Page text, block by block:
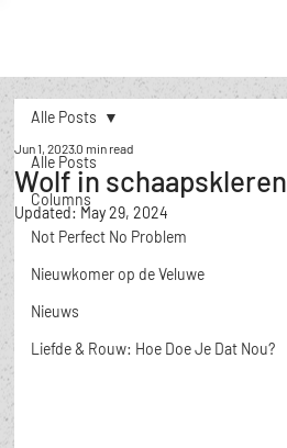
Alle Posts
Columns
Not Perfect No Problem
Nieuwkomer op de Veluwe
Nieuws
​Liefde & Rouw: Hoe Doe Je Dat Nou?
Alle Posts
Wolf in schaapskleren
Jun 1, 20230 min read
Updated: May 29, 2024